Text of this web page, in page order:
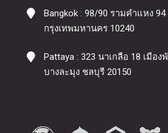
Bangkok : 98/90 รามคำแหง
กรุงเทพมหานคร 10240
Pattaya : 323 นาเกลือ 18 เมือง
บางละมุง ชลบุรี 20150